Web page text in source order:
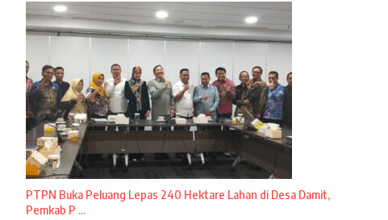
PTPN Buka Peluang Lepas 240 Hektare Lahan di Desa Damit,
Pemkab P ...